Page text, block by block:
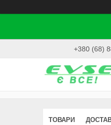
+380 (68)
ТОВАРИ